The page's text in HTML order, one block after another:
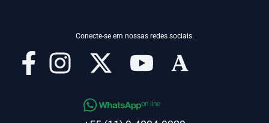
Conecte-se em nossas redes sociais.
on line